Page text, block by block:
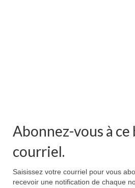
Abonnez-vous à ce
courriel.
Saisissez votre courriel pour vous
recevoir une notification de chaque